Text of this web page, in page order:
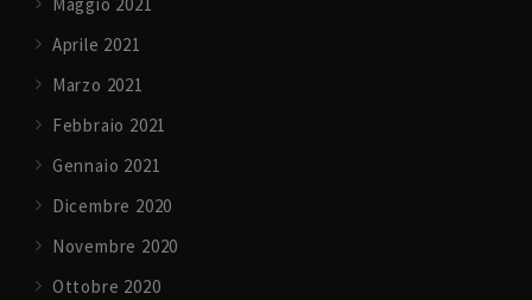
Aprile 2021
Marzo 2021
Febbraio 2021
Gennaio 2021
Dicembre 2020
Novembre 2020
Ottobre 2020